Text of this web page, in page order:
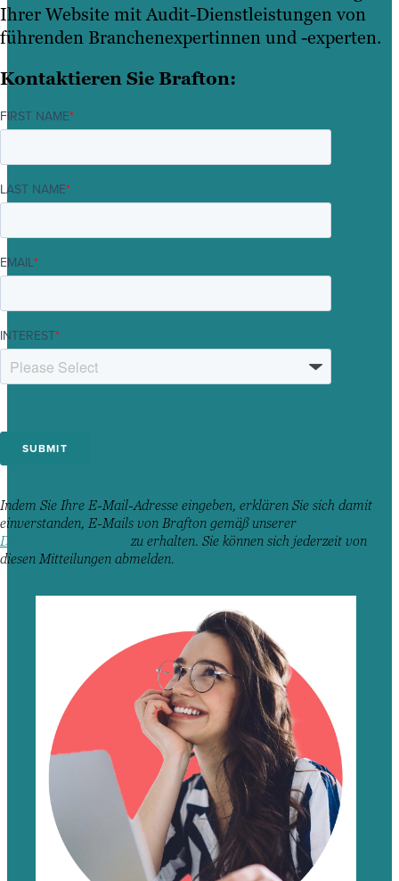
Ihrer Website mit Audit-Dienstleistungen von
führenden Branchenexpertinnen und -experten.
Kontaktieren Sie Brafton:
FIRST NAME*
LAST NAME*
EMAIL*
INTEREST*
Indem Sie Ihre E-Mail-Adresse eingeben, erklären Sie sich damit
einverstanden, E-Mails von Brafton gemäß unserer
Datenschutzerklärung
zu erhalten. Sie können sich jederzeit von
diesen Mitteilungen abmelden.